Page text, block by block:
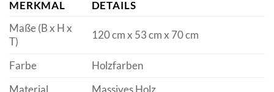
MERKMAL
DETAILS
Maße (B x H x
T)
120 cm x 53 cm x 70 cm
Farbe
Holzfarben
Material
Massives Holz